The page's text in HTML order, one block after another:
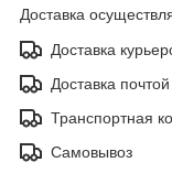
Доставка
Доставка
Доставка почтой
Транспортная
Самовывоз